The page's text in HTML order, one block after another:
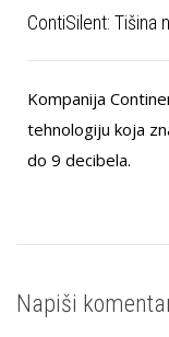
ContiSilent: Tišina
Kompanija
tehnologiju koja
do 9 decibela.
Napiši